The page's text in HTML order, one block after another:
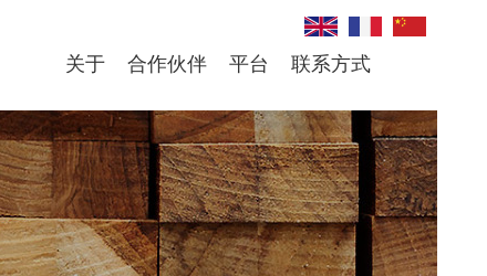
关于 合作伙伴 平台 联系方式